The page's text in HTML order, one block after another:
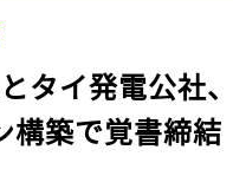
とタイ発電公社
構築で覚書締結